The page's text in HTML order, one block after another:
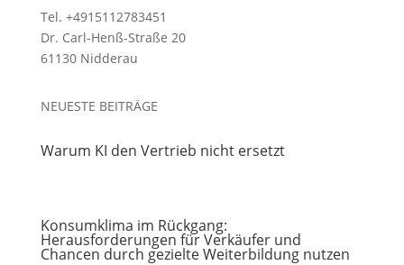
Tel. +4915112783451
Dr. Carl-Henß-Straße 20
61130 Nidderau
NEUESTE BEITRÄGE
Warum KI den Vertrieb nicht ersetzt
Konsumklima im Rückgang:
Herausforderungen für Verkäufer und
Chancen durch gezielte Weiterbildung nutzen